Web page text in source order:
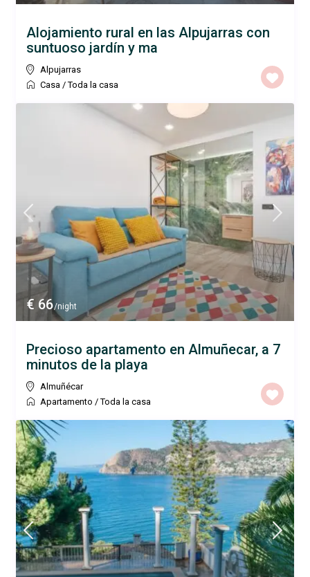
Alojamiento rural en las Alpujarras con
suntuoso jardín y ma
Alpujarras
Casa /Toda la casa
€ 66/night
Precioso apartamento en Almuñecar, a 7
minutos de la playa
Almuñécar
Apartamento /Toda la casa